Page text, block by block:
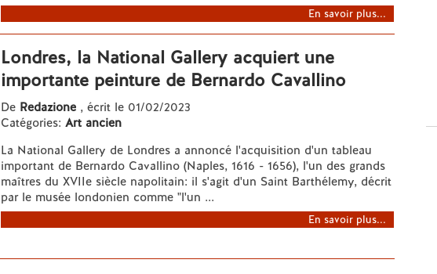
En savoir plus...
Londres, la National Gallery acquiert une
importante peinture de Bernardo Cavallino
De Redazione , écrit le 01/02/2023
Catégories: Art ancien
La National Gallery de Londres a annoncé l'acquisition d'un tableau
important de Bernardo Cavallino (Naples, 1616 - 1656), l'un des grands
maîtres du XVIIe siècle napolitain: il s'agit d'un Saint Barthélemy, décrit
par le musée londonien comme "l'un ...
En savoir plus...